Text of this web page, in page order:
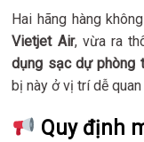
Hai hãng hàng
Vietjet Air, vừa ra
dụng sạc dự phòng
bị này ở vị trí dễ quan
Quy định